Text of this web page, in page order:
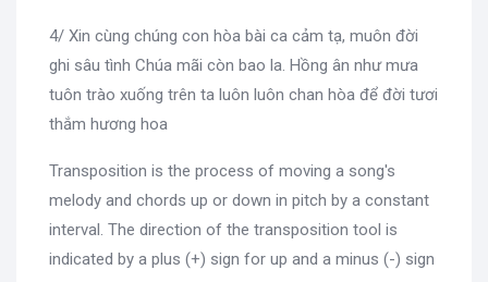
4/ Xin cùng chúng con hòa bài ca cảm tạ, muôn đời
ghi sâu tình Chúa mãi còn bao la. Hồng ân như mưa
tuôn trào xuống trên ta luôn luôn chan hòa để đời tươi
thắm hương hoa
Transposition is the process of moving a song's
melody and chords up or down in pitch by a constant
interval. The direction of the transposition tool is
indicated by a plus (+) sign for up and a minus (-) sign